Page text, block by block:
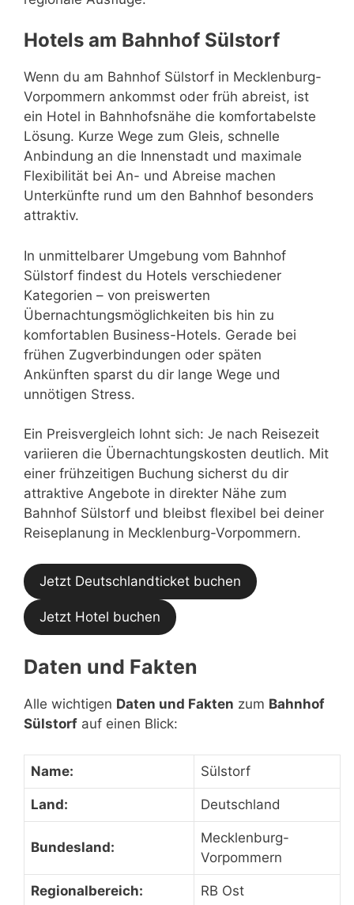
Hotels am Bahnhof Sülstorf
Wenn du am Bahnhof Sülstorf in Mecklenburg-
Vorpommern ankommst oder früh abreist, ist
ein Hotel in Bahnhofsnähe die komfortabelste
Lösung. Kurze Wege zum Gleis, schnelle
Anbindung an die Innenstadt und maximale
Flexibilität bei An- und Abreise machen
Unterkünfte rund um den Bahnhof besonders
attraktiv.
In unmittelbarer Umgebung vom Bahnhof
Sülstorf findest du Hotels verschiedener
Kategorien – von preiswerten
Übernachtungsmöglichkeiten bis hin zu
komfortablen Business-Hotels. Gerade bei
frühen Zugverbindungen oder späten
Ankünften sparst du dir lange Wege und
unnötigen Stress.
Ein Preisvergleich lohnt sich: Je nach Reisezeit
variieren die Übernachtungskosten deutlich. Mit
einer frühzeitigen Buchung sicherst du dir
attraktive Angebote in direkter Nähe zum
Bahnhof Sülstorf und bleibst flexibel bei deiner
Reiseplanung in Mecklenburg-Vorpommern.
Jetzt Deutschlandticket buchen
Jetzt Hotel buchen
Daten und Fakten
Alle wichtigen Daten und Fakten zum Bahnhof
Sülstorf auf einen Blick:
Name: Sülstorf
Land: Deutschland
Bundesland:
Mecklenburg-
Vorpommern
Regionalbereich: RB Ost